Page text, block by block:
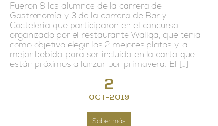
2
OCT-2019
Saber más
Fueron 8 los alumnos de la carrera de
Gastronomía y 3 de la carrera de Bar y
Coctelería que participaron en el concurso
organizado por el restaurante Wallqa, que tenía
como objetivo elegir los 2 mejores platos y la
mejor bebida para ser incluida en la carta que
están próximos a lanzar por primavera. El […]